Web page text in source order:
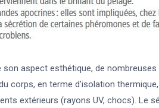
son aspect esthétique, de
corps, en terme d’isolation
extérieurs (rayons UV, chocs). Le